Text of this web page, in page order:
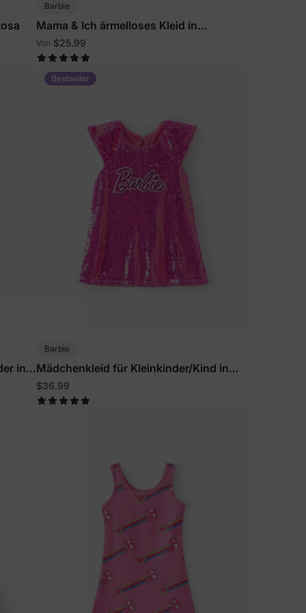
Barbie
Mama & Ich ärmelloses Kleid in
leuchtendem Pink
Von $25.99
in
Bestseller
Barbie
Mädchenkleid für Kleinkinder/Kind in
Rosarot
$36.99
&
erste